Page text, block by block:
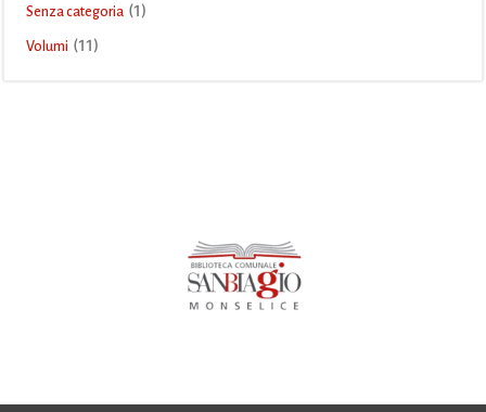
Senza categoria (1)
Volumi (11)